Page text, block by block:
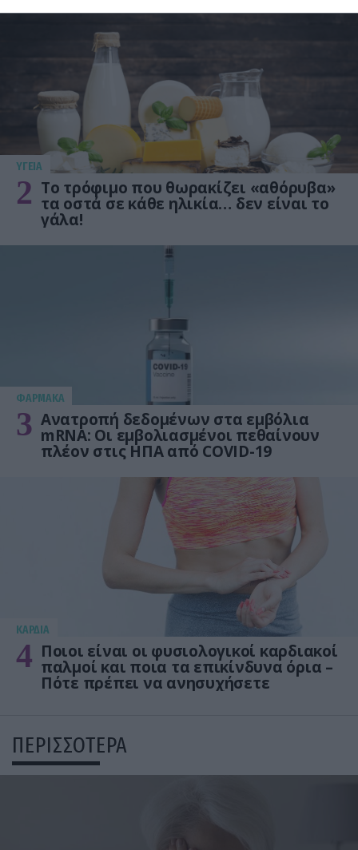
ΥΓΕΙΑ
2 Το τρόφιμο που θωρακίζει «αθόρυβα»
τα οστά σε κάθε ηλικία… δεν είναι το
γάλα!
ΦΑΡΜΑΚΑ
3 Ανατροπή δεδομένων στα εμβόλια
mRNA: Οι εμβολιασμένοι πεθαίνουν
πλέον στις ΗΠΑ από COVID-19
KΑΡΔΙΑ
4 Ποιοι είναι οι φυσιολογικοί καρδιακοί
παλμοί και ποια τα επικίνδυνα όρια –
Πότε πρέπει να ανησυχήσετε
ΠΕΡΙΣΣΟΤΕΡΑ